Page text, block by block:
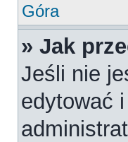
Góra
» Jak
Jeśli nie
edytować